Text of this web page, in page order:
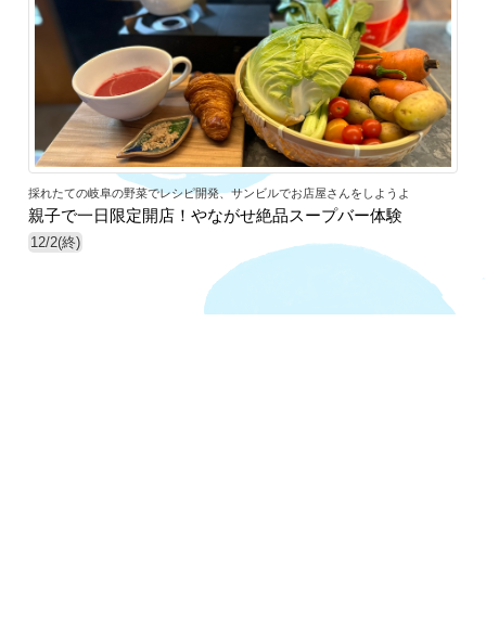
採れたての岐阜の野菜でレシピ開発、サンビルでお店屋さんをしようよ
親子で一日限定開店！やながせ絶品スープバー体験
12/2(終)